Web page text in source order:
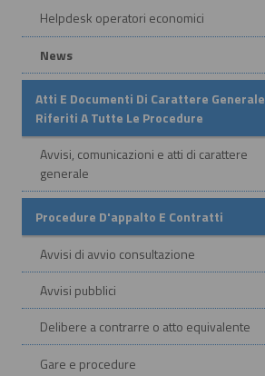
Helpdesk operatori economici
News
Atti E Documenti Di Carattere Generale
Riferiti A Tutte Le Procedure
Avvisi, comunicazioni e atti di carattere
generale
Procedure D'appalto E Contratti
Avvisi di avvio consultazione
Avvisi pubblici
Delibere a contrarre o atto equivalente
Gare e procedure